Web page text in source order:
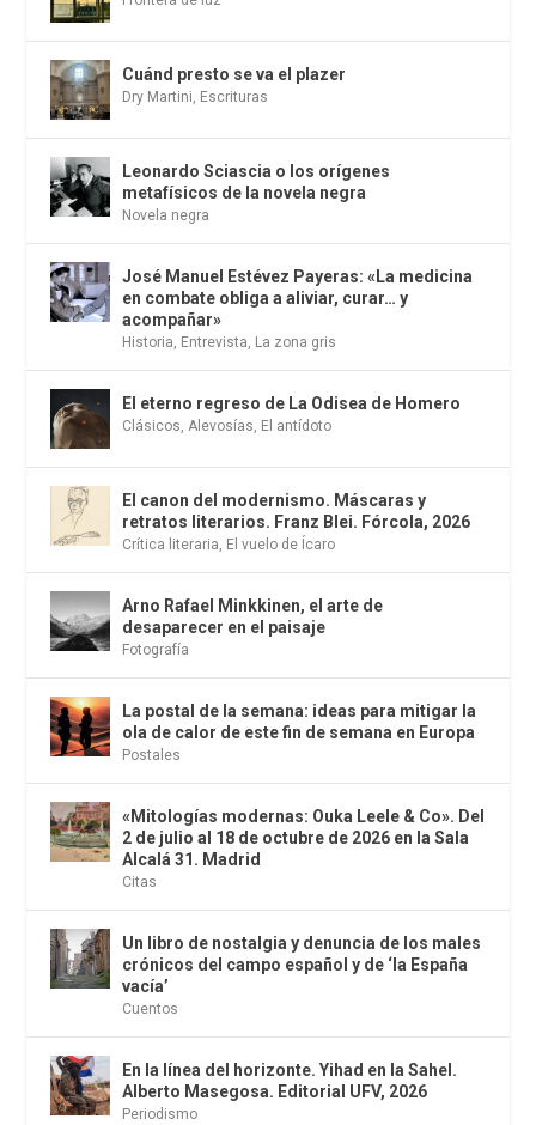
Cuánd presto se va el plazer
Dry Martini, Escrituras
Leonardo Sciascia o los orígenes
metafísicos de la novela negra
Novela negra
José Manuel Estévez Payeras: «La medicina
en combate obliga a aliviar, curar… y
acompañar»
Historia, Entrevista, La zona gris
El eterno regreso de La Odisea de Homero
Clásicos,Alevosías, El antídoto
El canon del modernismo. Máscaras y
retratos literarios. Franz Blei. Fórcola, 2026
Crítica literaria, El vuelo de Ícaro
Arno Rafael Minkkinen, el arte de
desaparecer en el paisaje
Fotografía
La postal de la semana: ideas para mitigar la
ola de calor de este fin de semana en Europa
Postales
«Mitologías modernas: Ouka Leele & Co». Del
2 de julio al 18 de octubre de 2026 en la Sala
Alcalá 31. Madrid
Citas
Un libro de nostalgia y denuncia de los males
crónicos del campo español y de ‘la España
vacía’
Cuentos
En la línea del horizonte. Yihad en la Sahel.
Alberto Masegosa. Editorial UFV, 2026
Periodismo